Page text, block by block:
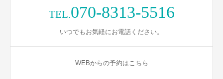
TEL.070-8313-5516
いつでもお気軽にお電話ください。
WEBからの予約はこちら